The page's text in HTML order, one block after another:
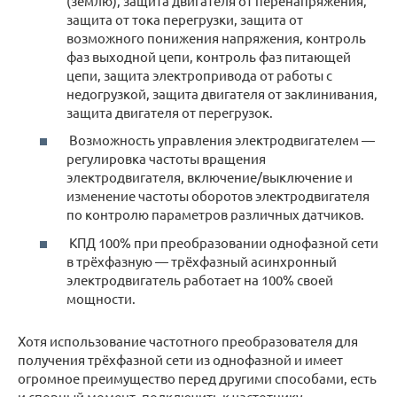
защита от тока перегрузки, защита от
возможного понижения напряжения, контроль
фаз выходной цепи, контроль фаз питающей
цепи, защита электропривода от работы с
недогрузкой, защита двигателя от заклинивания,
защита двигателя от перегрузок.
Возможность управления электродвигателем —
регулировка частоты вращения
электродвигателя, включение/выключение и
изменение частоты оборотов электродвигателя
по контролю параметров различных датчиков.
КПД 100% при преобразовании однофазной сети
в трёхфазную — трёхфазный асинхронный
электродвигатель работает на 100% своей
мощности.
Хотя использование частотного преобразователя для
получения трёхфазной сети из однофазной и имеет
огромное преимущество перед другими способами, есть